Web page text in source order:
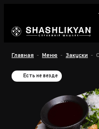
Главная Меню Закуски
Есть не везде